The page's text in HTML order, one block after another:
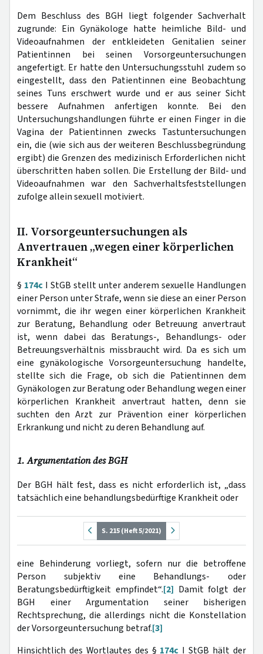
Dem Beschluss des BGH liegt folgender Sachverhalt
zugrunde: Ein Gynäkologe hatte heimliche Bild- und
Videoaufnahmen der entkleideten Genitalien seiner
Patientinnen bei seinen Vorsorgeuntersuchungen
angefertigt. Er hatte den Untersuchungsstuhl zudem so
eingestellt, dass den Patientinnen eine Beobachtung
seines Tuns erschwert wurde und er aus seiner Sicht
bessere Aufnahmen anfertigen konnte. Bei den
Untersuchungshandlungen führte er einen Finger in die
Vagina der Patientinnen zwecks Tastuntersuchungen
ein, die (wie sich aus der weiteren Beschlussbegründung
ergibt) die Grenzen des medizinisch Erforderlichen nicht
überschritten haben sollen. Die Erstellung der Bild- und
Videoaufnahmen war den Sachverhaltsfeststellungen
zufolge allein sexuell motiviert.
II. Vorsorgeuntersuchungen als
Anvertrauen „wegen einer körperlichen
Krankheit“
§ 174c I StGB stellt unter anderem sexuelle Handlungen
einer Person unter Strafe, wenn sie diese an einer Person
vornimmt, die ihr wegen einer körperlichen Krankheit
zur Beratung, Behandlung oder Betreuung anvertraut
ist, wenn dabei das Beratungs-, Behandlungs- oder
Betreuungsverhältnis missbraucht wird. Da es sich um
eine gynäkologische Vorsorgeuntersuchung handelte,
stellte sich die Frage, ob sich die Patientinnen dem
Gynäkologen zur Beratung oder Behandlung wegen einer
körperlichen Krankheit anvertraut hatten, denn sie
suchten den Arzt zur Prävention einer körperlichen
Erkrankung und nicht zu deren Behandlung auf.
1. Argumentation des BGH
Der BGH hält fest, dass es nicht erforderlich ist, „dass
tatsächlich eine behandlungsbedürftige Krankheit oder
S. 215 (Heft 5/2021)
eine Behinderung vorliegt, sofern nur die betroffene
Person subjektiv eine Behandlungs- oder
Beratungsbedürftigkeit empfindet“.[2] Damit folgt der
BGH einer Argumentation seiner bisherigen
Rechtsprechung, die allerdings nicht die Konstellation
der Vorsorgeuntersuchung betraf.[3]
Hinsichtlich des Wortlautes des § 174c I StGB hält der